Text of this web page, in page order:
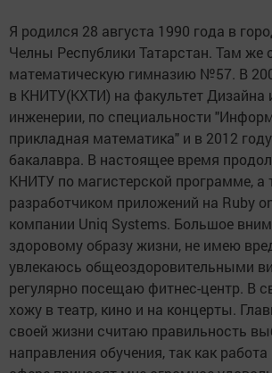
Я родился 28 августа 1990 года в
Челны Республики Татарстан. Там же
математическую гимназию №57. В
в КНИТУ(КХТИ) на факультет Дизайна
инженерии, по специальности
прикладная математика" и в 2012
бакалавра. В настоящее время
КНИТУ по магистерской программе, а
разработчиком приложений на Ruby
компании Uniq Systems. Большое
здоровому образу жизни, не имею
увлекаюсь общеоздоровительными
регулярно посещаю фитнес-центр. В
хожу в театр, кино и на концерты.
своей жизни считаю правильность
направления обучения, так как